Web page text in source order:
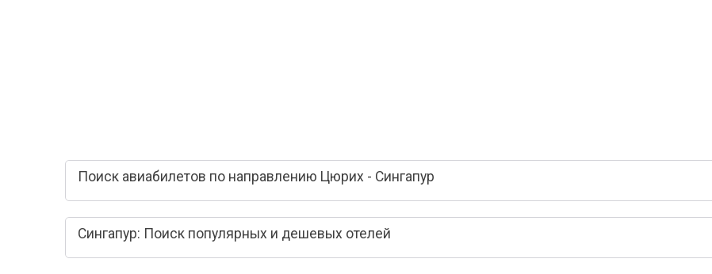
Поиск авиабилетов по направлению Цюрих - Сингапур
Сингапур: Поиск популярных и дешевых отелей